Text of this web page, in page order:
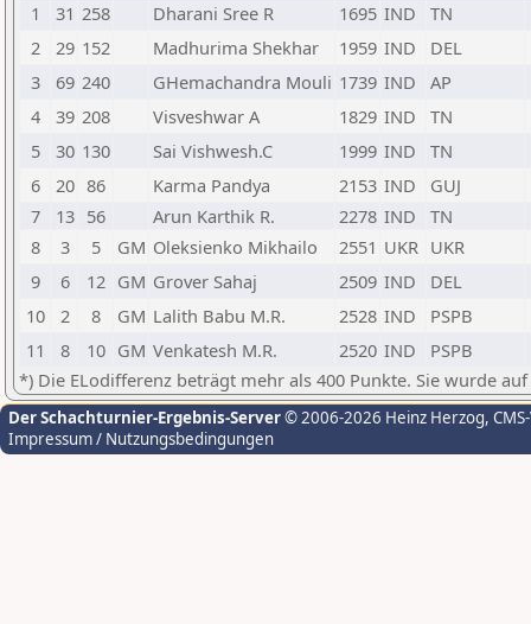
1
31 258 Dharani Sree R 1695 IND
TN
2
29 152 Madhurima Shekhar 1959 IND
DEL
3
69 240 GHemachandra Mouli 1739 IND
AP
4
39 208 Visveshwar A 1829 IND
TN
5
30 130 Sai Vishwesh.C 1999 IND
TN
6
20 86 Karma Pandya 2153 IND
GUJ
7
13 56 Arun Karthik R. 2278 IND
TN
8
3 5 GM Oleksienko Mikhailo 2551 UKR UKR
9
6 12 GM Grover Sahaj 2509 IND
DEL
10
2 8 GM Lalith Babu M.R. 2528 IND
PSPB
11
8 10 GM Venkatesh M.R. 2520 IND
PSPB
*) Die ELodifferenz beträgt mehr als 400 Punkte. Sie wurde
Der Schachturnier-Ergebnis-Server© 2006-2026 Heinz Herzog,
Impressum / Nutzungsbedingungen